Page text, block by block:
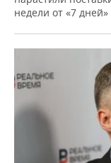
недели от «7 дней»